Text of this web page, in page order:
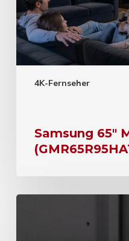
4K-Fernseher
Samsung 65″